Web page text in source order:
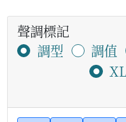
聲調標記
調型
調值